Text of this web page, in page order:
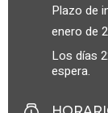
Plazo de
enero de
Los días
espera.